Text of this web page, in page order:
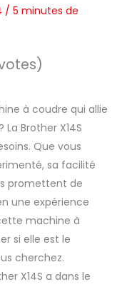
/ 5 minutes de
à coudre qui allie
Brother X14S
Que vous
sa facilité
promettent de
une expérience
machine à
si elle est le
cherchez.
X14S a dans le